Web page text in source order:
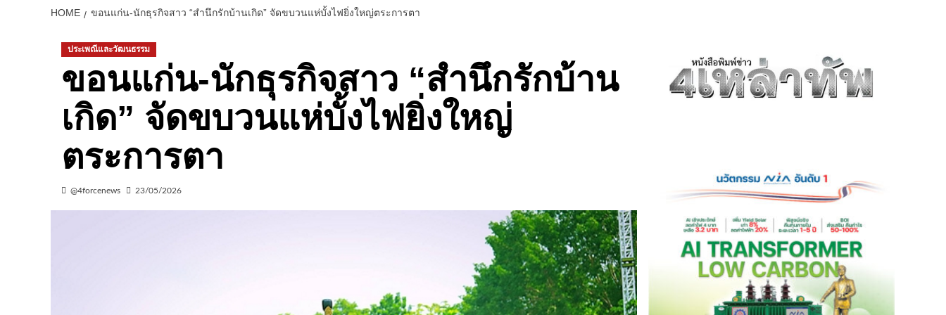
HOME ขอนแก่น-นักธุรกิจสาว “สำนึกรักบ้านเกิด” จัดขบวนแห่บั้งไฟยิ่งใหญ่ตระการตา
ประเพณีและวัฒนธรรม
ขอนแก่น-นักธุรกิจสาว “สำนึกรักบ้าน
เกิด” จัดขบวนแห่บั้งไฟยิ่งใหญ่
ตระการตา
@4forcenews 23/05/2026